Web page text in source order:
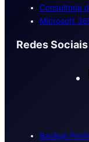
Consultoria
Microsoft
Redes Sociais
Backup